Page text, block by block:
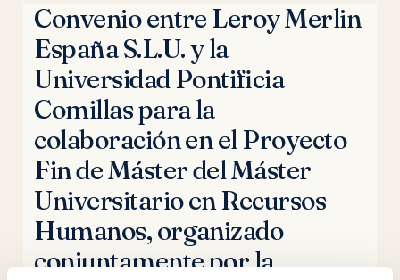
Convenio entre Leroy Merlin
España S.L.U. y la
Universidad Pontificia
Comillas para la
colaboración en el Proyecto
Fin de Máster del Máster
Universitario en Recursos
Humanos, organizado
conjuntamente por la